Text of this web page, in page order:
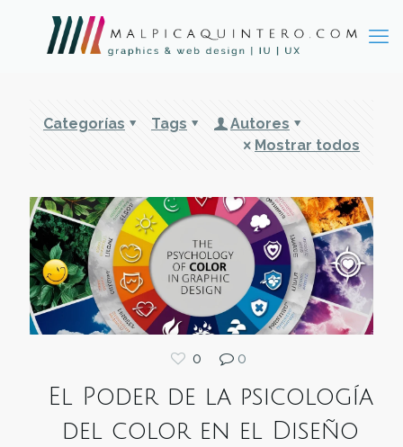
Categorías Tags
Autores
Mostrar todos
0 0
El Poder de la psicología
del color en el Diseño